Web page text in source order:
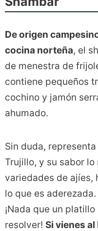
De origen
cocina norteña, el
de menestra de
contiene pequeños
cochino y jamón
ahumado.
Sin duda,
Trujillo, y su sabor
variedades de ajíes,
lo que es
¡Nada que un
resolver! Si vienes